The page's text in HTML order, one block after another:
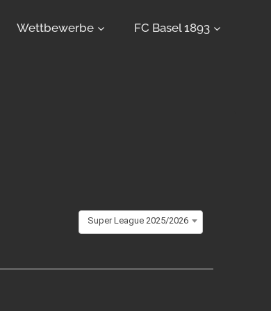
Wettbewerbe FC Basel 1893
Super League 2025/2026